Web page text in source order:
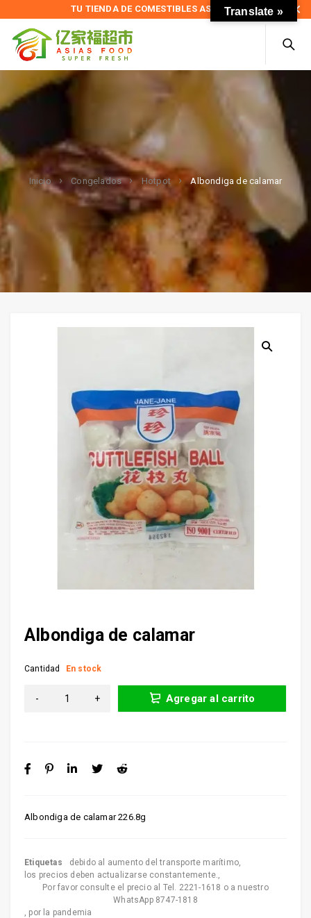
TU TIENDA DE COMESTIBLES ASIÁTICOS
Inicio Congelados Hotpot Albondiga de calamar
Albondiga de calamar
Albondiga de calamar 226.8g
Cantidad En stock
Agregar al carrito
Etiquetas debido al aumento del transporte marítimo,
los precios deben actualizarse constantemente.,
Por favor consulte el precio al Tel. 2221-1618 o a nuestro
WhatsApp 8747-1818
, por la pandemia
Translate »